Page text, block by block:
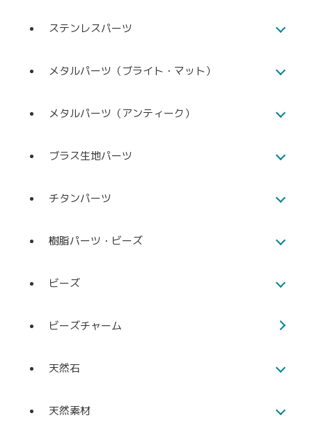
ステンレスパーツ
メタルパーツ（ブライト・マット）
メタルパーツ（アンティーク）
ブラス生地パーツ
チタンパーツ
樹脂パーツ・ビーズ
ビーズ
ビーズチャーム
天然石
天然素材